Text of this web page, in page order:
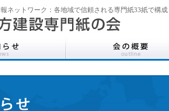
ネットワーク：各地域で信頼される専門紙33紙で構成